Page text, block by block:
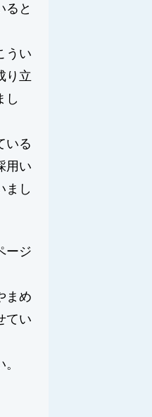
ると
うい
り立
し
いる
用い
まし
ージ
まめ
てい